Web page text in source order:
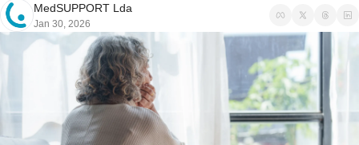
MedSUPPORT Lda
Jan 30, 2026